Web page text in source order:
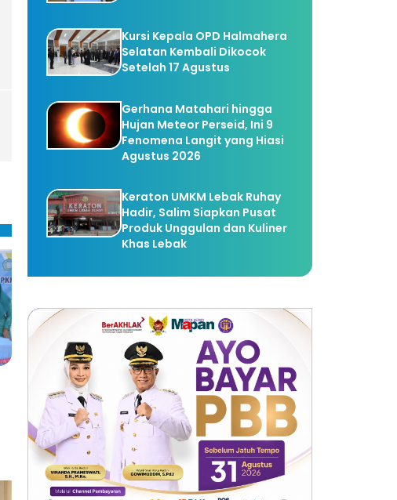
Kursi Kepala OPD Halmahera
Selatan Kembali Dikocok
Setelah 17 Agustus
Gerhana Matahari hingga
Hujan Meteor Perseid, Ini 9
Fenomena Langit yang Hiasi
Agustus 2026
Keraton UMKM Lebak Ruhay
Hadir, Salim Siapkan Pusat
Produk Unggulan dan Kuliner
Khas Lebak